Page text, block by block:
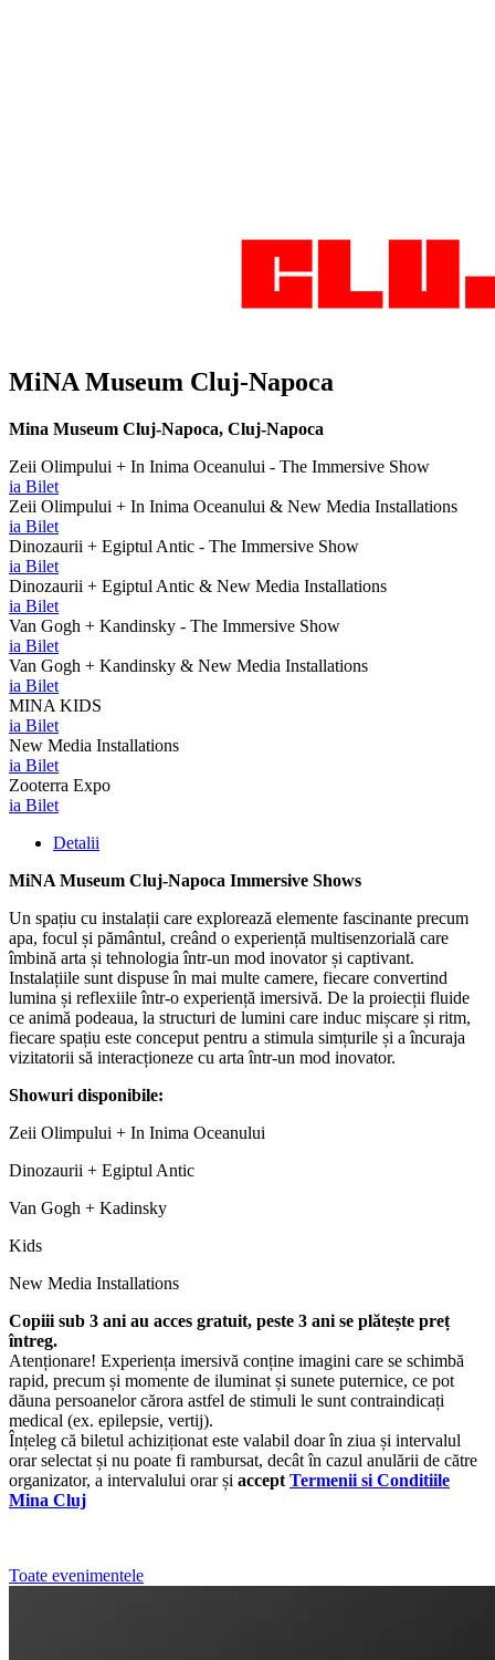
MiNA Museum Cluj-Napoca
Mina Museum Cluj-Napoca, Cluj-Napoca
Zeii Olimpului + In Inima Oceanului - The Immersive Show
ia Bilet
Zeii Olimpului + In Inima Oceanului & New Media Installations
ia Bilet
Dinozaurii + Egiptul Antic - The Immersive Show
ia Bilet
Dinozaurii + Egiptul Antic & New Media Installations
ia Bilet
Van Gogh + Kandinsky - The Immersive Show
ia Bilet
Van Gogh + Kandinsky & New Media Installations
ia Bilet
MINA KIDS
ia Bilet
New Media Installations
ia Bilet
Zooterra Expo
ia Bilet
Detalii
MiNA Museum Cluj-Napoca Immersive Shows
Un spațiu cu instalații care explorează elemente fascinante precum
apa, focul și pământul, creând o experiență multisenzorială care
îmbină arta și tehnologia într-un mod inovator și captivant.
Instalațiile sunt dispuse în mai multe camere, fiecare convertind
lumina și reflexiile într-o experiență imersivă. De la proiecții fluide
ce animă podeaua, la structuri de lumini care induc mișcare și ritm,
fiecare spațiu este conceput pentru a stimula simțurile și a încuraja
vizitatorii să interacționeze cu arta într-un mod inovator.
Showuri disponibile:
Zeii Olimpului + In Inima Oceanului
Dinozaurii + Egiptul Antic
Van Gogh + Kadinsky
Kids
New Media Installations
Copiii sub 3 ani au acces gratuit, peste 3 ani se plătește preț
întreg.
Atenționare! Experiența imersivă conține imagini care se schimbă
rapid, precum și momente de iluminat și sunete puternice, ce pot
dăuna persoanelor cărora astfel de stimuli le sunt contraindicați
medical (ex. epilepsie, vertij).
Înțeleg că biletul achiziționat este valabil doar în ziua și intervalul
orar selectat și nu poate fi rambursat, decât în cazul anulării de către
organizator, a intervalului orar și accept Termenii si Conditiile
Mina Cluj
Toate evenimentele